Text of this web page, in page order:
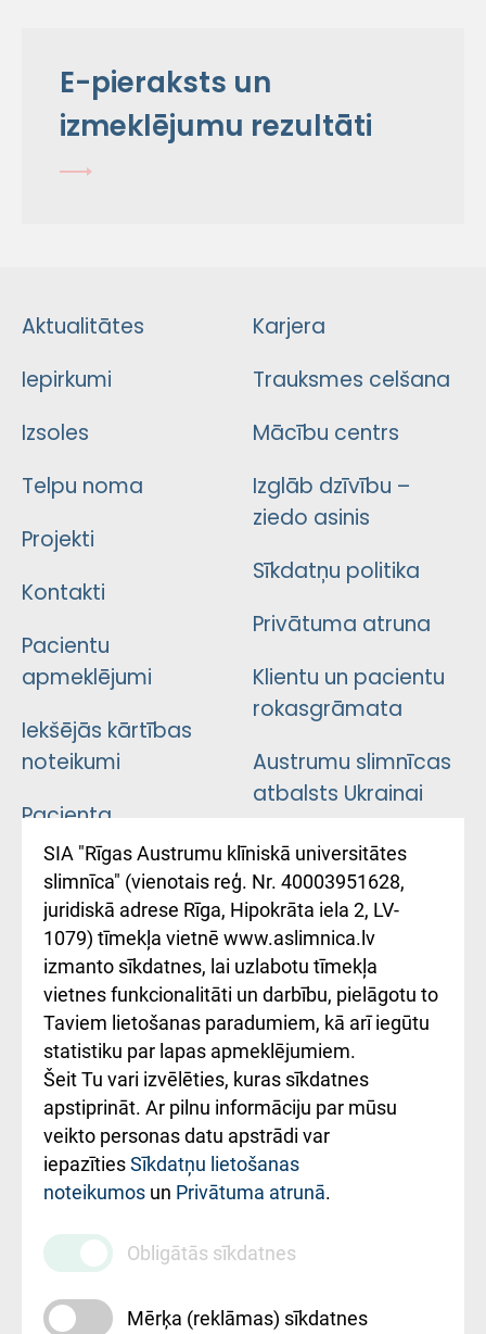
E-pieraksts un
izmeklējumu rezultāti
Aktualitātes
Iepirkumi
Izsoles
Telpu noma
Projekti
Kontakti
Pacientu
apmeklējumi
Iekšējās kārtības
noteikumi
Pacienta
atsauksmju/sūdzību
iesniegšanas
kārtība
Kā pie mums nokļūt
Rēķinu apmaksas
ceļvedis
Rekvizīti un
ārstniecības
iestādes kods
010000234
Maksas
pakalpojumu
cenrādis
Karjera
Trauksmes celšana
Mācību centrs
Izglāb dzīvību –
ziedo asinis
Sīkdatņu politika
Privātuma atruna
Klientu un pacientu
rokasgrāmata
Austrumu slimnīcas
atbalsts Ukrainai
Підтримка Східної
лікарні та співпраця з
Україною
SIA "Rīgas Austrumu klīniskā universitātes
slimnīca" (vienotais reģ. Nr. 40003951628,
juridiskā adrese Rīga, Hipokrāta iela 2, LV-
1079) tīmekļa vietnē www.aslimnica.lv
izmanto sīkdatnes, lai uzlabotu tīmekļa
vietnes funkcionalitāti un darbību, pielāgotu to
Taviem lietošanas paradumiem, kā arī iegūtu
statistiku par lapas apmeklējumiem.
Šeit Tu vari izvēlēties, kuras sīkdatnes
apstiprināt. Ar pilnu informāciju par mūsu
veikto personas datu apstrādi var
iepazītiesSīkdatņu lietošanas
noteikumos un Privātuma atrunā.
Obligātās sīkdatnes
Mērķa (reklāmas) sīkdatnes